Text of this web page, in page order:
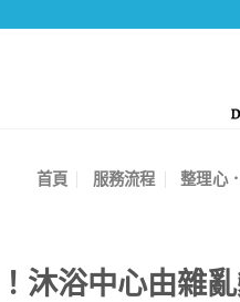
首頁 服務流程 整理心
沐浴中心由雜